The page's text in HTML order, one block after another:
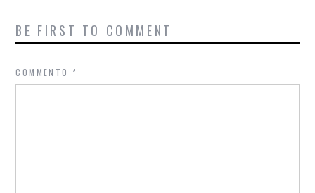
BE FIRST TO COMMENT
COMMENTO*